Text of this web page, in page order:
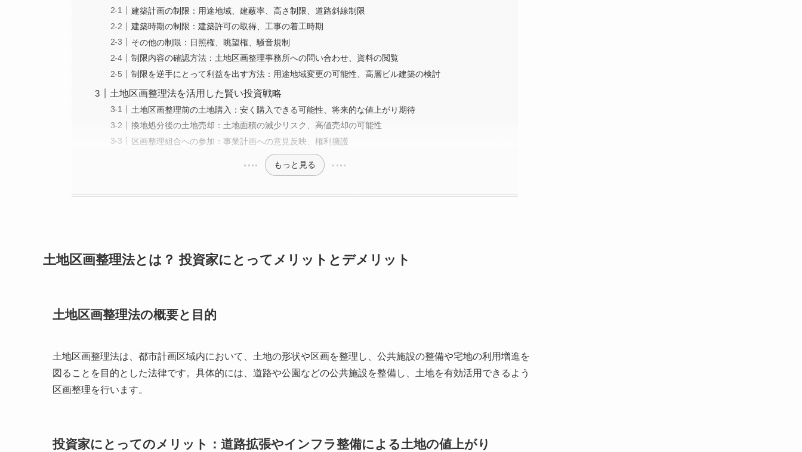
建築計画の制限：用途地域、建蔽率、高さ制限、道路斜線制限
建築時期の制限：建築許可の取得、工事の着工時期
その他の制限：日照権、眺望権、騒音規制
制限内容の確認方法：土地区画整理事務所への問い合わせ、資料の閲覧
制限を逆手にとって利益を出す方法：用途地域変更の可能性、高層ビル建築の検討
土地区画整理法を活用した賢い投資戦略
土地区画整理前の土地購入：安く購入できる可能性、将来的な値上がり期待
換地処分後の土地売却：土地面積の減少リスク、高値売却の可能性
区画整理組合への参加：事業計画への意見反映、権利擁護
もっと見る
土地区画整理法とは？ 投資家にとってメリットとデメリット
土地区画整理法の概要と目的
土地区画整理法は、都市計画区域内において、土地の形状や区画を整理し、公共施設の整備や宅地の利用増進を
図ることを目的とした法律です。具体的には、道路や公園などの公共施設を整備し、土地を有効活用できるよう
区画整理を行います。
投資家にとってのメリット：道路拡張やインフラ整備による土地の値上がり